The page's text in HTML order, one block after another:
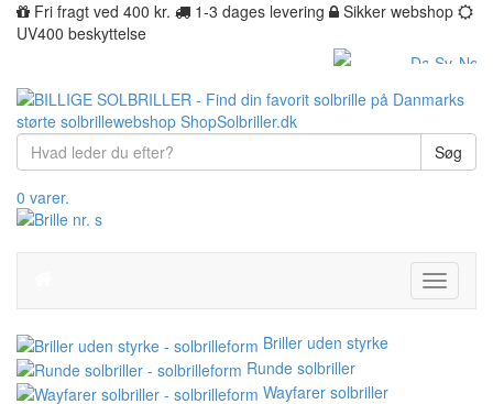
Fri fragt ved 400 kr. 1-3 dages levering
Sikker webshop
UV400 beskyttelse
Søg
0 varer.
Toggle
Briller uden styrke
Runde solbriller
Wayfarer solbriller